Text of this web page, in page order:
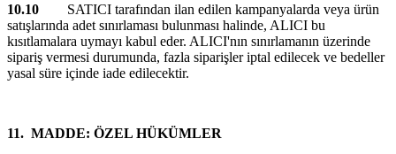
10.10
SATICI tarafından ilan edilen kampanyalarda veya ürün
satışlarında adet sınırlaması bulunması halinde, ALICI bu
kısıtlamalara uymayı kabul eder. ALICI'nın sınırlamanın üzerinde
sipariş vermesi durumunda, fazla siparişler iptal edilecek ve bedeller
yasal süre içinde iade edilecektir.
11. MADDE: ÖZEL HÜKÜMLER